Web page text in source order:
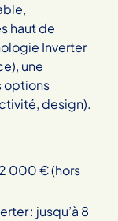
haut de
Inverter
une
options
design).
000 € (hors
: jusqu’à 8